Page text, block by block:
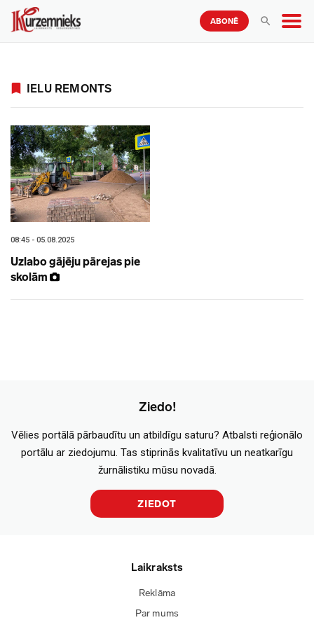
ABONĒ
IELU REMONTS
08:45 - 05.08.2025
Uzlabo gājēju pārejas pie
skolām
Ziedo!
Vēlies portālā pārbaudītu un atbildīgu saturu? Atbalsti reģionālo
portālu ar ziedojumu. Tas stiprinās kvalitatīvu un neatkarīgu
žurnālistiku mūsu novadā.
ZIEDOT
Laikraksts
Reklāma
Par mums